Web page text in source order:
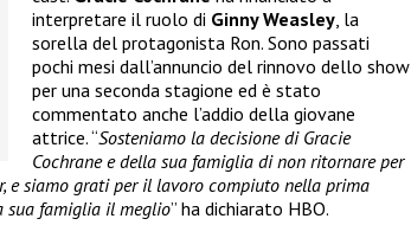
interpretare il ruolo di Ginny Weasley, la
sorella del protagonista Ron. Sono passati
pochi mesi dall’annuncio del rinnovo dello show
per una seconda stagione ed è stato
commentato anche l’addio della giovane
attrice. “Sosteniamo la decisione di Gracie
Cochrane e della sua famiglia di non ritornare per
e siamo grati per il lavoro compiuto nella prima
sua famiglia il meglio” ha dichiarato HBO.